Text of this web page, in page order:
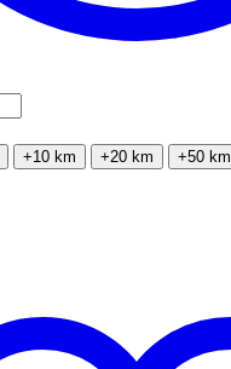
+10 km +20 km +50 km